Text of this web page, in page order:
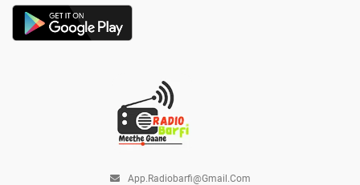
App.radiobarfi@gmail.com